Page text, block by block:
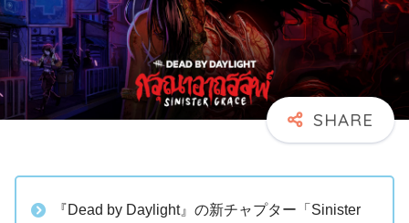
『Dead by Daylight』の新チャプター「Sinister